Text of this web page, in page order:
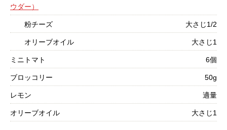
ウダー）
粉チーズ 大さじ1/2
オリーブオイル 大さじ1
ミニトマト 6個
ブロッコリー 50g
レモン 適量
オリーブオイル 大さじ1